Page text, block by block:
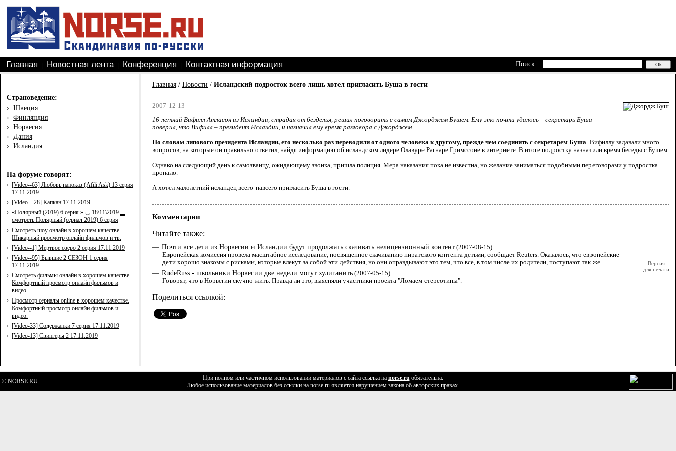
Поиск:
Главная Новостная лента| Конференция Контактная информация
Страноведение:
› Швеция
› Финляндия
› Норвегия
› Дания
› Исландия
На форуме говорят:
› [Video--63] Любовь напоказ (Afili Ask) 13 серия
17.11.2019
› [Video---28] Капкан 17.11.2019
› «Полярный (2019) 6 серия » ◡ 18\11\2019 ▂
смотреть Полярный (сериал 2019) 6 серия
› Смотреть шоу онлайн в хорошем качестве.
Шикарный просмотр онлайн фильмов и тв.
› [Video--1] Мертвое озеро 2 серия 17.11.2019
› [Video--95] Бывшие 2 СЕЗОН 1 серия
17.11.2019
› Смотреть фильмы онлайн в хорошем качестве.
Комфортный просмотр онлайн фильмов и
видео.
› Просмотр сериалы online в хорошем качестве.
Комфортный просмотр онлайн фильмов и
видео.
› [Video-33] Содержанки 7 серия 17.11.2019
› [Video-13] Свингеры 2 17.11.2019
Главная / Новости / Исландский подросток всего лишь хотел пригласить Буша в гости
2007-12-13
16-летний Вифилл Атласон из Исландии, страдая от безделья, решил поговорить с самим Джорджем Бушем. Ему это почти удалось – секретарь Буша
поверил, что Вифилл – президент Исландии, и назначил ему время разговора с Джорджем
По словам липового президента Исландии, его несколько раз переводили от одного человека к другому, прежде чем соединить с секретарем Буша . Вифиллу задавали много
вопросов, на которые он правильно ответил, найдя информацию об исландском лидере Олавуре Рагнаре Гримссоне в интернете. В итоге подростку назначили время беседы с Бушем.
Однако на следующий день к самозванцу, ожидающему звонка, пришла полиция. Мера наказания пока не известна, но желание заниматься подобными переговорами у подростка
пропало.
А хотел малолетний исландец всего-навсего пригласить Буша в гости.
Комментарии
Читайте также:
Версия
для печати
— Почти все дети из Норвегии и Исландии будут продолжать скачивать нелицензионный контент (2007-08-15)
Европейская комиссия провела масштабное исследование, посвященное скачиванию пиратского контента детьми, сообщает Reuters. Оказалось, что европейские
дети хорошо знакомы с рисками, которые влекут за собой эти действия, но они оправдывают это тем, что все, в том числе их родители, поступают так же.
— RudeRuss - школьники Норвегии две недели могут хулиганить (2007-05-15)
Говорят, что в Норвегии скучно жить. Правда ли это, выясняли участники проекта "Ломаем стереотипы".
Поделиться ссылкой:
© NORSE.RU При полном или частичном использовании материалов с сайта ссылка на norse.ruобязательна.
Любое использование материалов без ссылки на norse.ru является нарушением закона об авторских правах.